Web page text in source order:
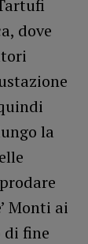
dove
la
Monti ai
di fine